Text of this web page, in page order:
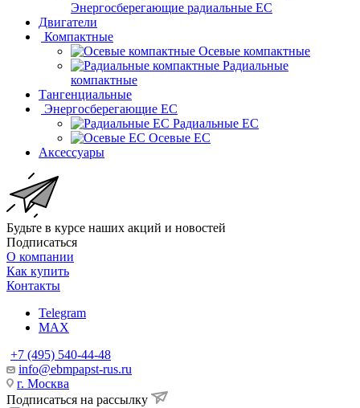
Энергосберегающие радиальные EC
Двигатели
Компактные
Осевые компактные
Радиальные
компактные
Тангенциальные
Энергосберегающие EC
Радиальные EC
Осевые EC
Аксессуары
Будьте в курсе наших акций и новостей
Подписаться
О компании
Как купить
Контакты
Telegram
MAX
+7 (495) 540-44-48
info@ebmpapst-rus.ru
г. Москва
Подписаться на рассылку